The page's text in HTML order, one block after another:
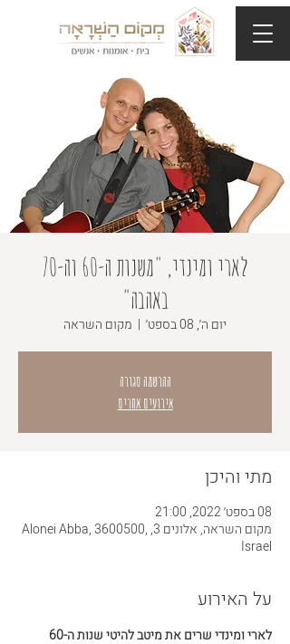
לארי ומינדי, "משנות ה-60 וה-70
באהבה"
יום ה׳, 08 בספט׳
  |
מקום השראה
ההרשמה סגורה
אירועים אחרים
מתי והיכן
08 בספט׳ 2022, 21:00
מקום השראה, אלונים 3, Alonei Abba, 3600500,
Israel
על האירוע